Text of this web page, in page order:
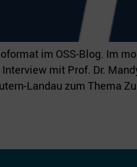
im OSS-Blog. Im
mit Prof. Dr.
Landau zum Thema